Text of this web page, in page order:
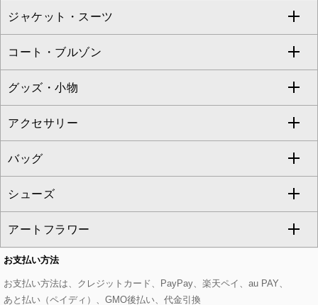
eur3
ニット・セーター
カーディガン
アンサンブルセット
ベスト・ジレ
パーカー
タンクトップ・キャミソール
スウェット・ジャージー
その他のトップス
ドレス
チュニック
ジャンパースカート
その他のワンピース・ドレス
フルレングスパンツ
クロップド・半端丈パンツ
ガウチョ・ワイドパンツ
ハーフ・ショート丈パンツ
サロペット・オールインワン
その他のパンツ
すべてのスカート
ロング・マキシ丈スカート
ひざ丈スカート
ミモレ丈スカート
ショート・ミニ丈スカート
その他のスカート
ジャケット・スーツ
すべてのジャケット・スーツ
テーラードジャケット
ノーカラージャケット
セットアップ
セットアップジャケット
セットアップパンツ
セットアップスカート
セットアップワンピース
コート・ブルゾン
すべてのコート・ブルゾン
トレンチコート
ピーコート
ダッフルコート
チェスターコート
モッズコート
ステンカラーコート
グッズ・小物
すべてのグッズ・小物
マスク
ストール・マフラー・スヌード
ベルト・サスペンダー
帽子
ヘアアクセサリー
アクセサリー
すべてのアクセサリー
ネックレス
ピアス・イヤリング
ブレスレット・バングル
ブローチ・コサージュ
バッグ
すべてのバッグ
トートバッグ
ショルダーバッグ
ボストンバッグ
シューズ
すべてのシューズ
パンプス
スニーカー
アートフラワー
すべてのアートフラワー
ローズ
お支払い方法
お支払い方法は、クレジットカード、PayPay、楽天ペイ、au PAY、
あと払い（ペイディ）、GMO後払い、代金引換